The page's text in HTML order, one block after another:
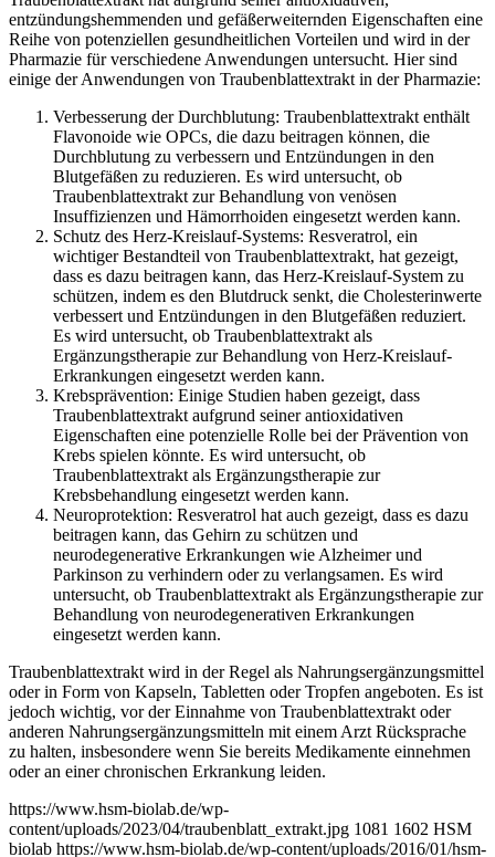
entzündungshemmenden und gefäßerweiternden Eigenschaften eine
Reihe von potenziellen gesundheitlichen Vorteilen und wird in der
Pharmazie für verschiedene Anwendungen untersucht. Hier sind
einige der Anwendungen von Traubenblattextrakt in der Pharmazie:
Verbesserung der Durchblutung: Traubenblattextrakt enthält
Flavonoide wie OPCs, die dazu beitragen können, die
Durchblutung zu verbessern und Entzündungen in den
Blutgefäßen zu reduzieren. Es wird untersucht, ob
Traubenblattextrakt zur Behandlung von venösen
Insuffizienzen und Hämorrhoiden eingesetzt werden kann.
Schutz des Herz-Kreislauf-Systems: Resveratrol, ein
wichtiger Bestandteil von Traubenblattextrakt, hat gezeigt,
dass es dazu beitragen kann, das Herz-Kreislauf-System zu
schützen, indem es den Blutdruck senkt, die Cholesterinwerte
verbessert und Entzündungen in den Blutgefäßen reduziert.
Es wird untersucht, ob Traubenblattextrakt als
Ergänzungstherapie zur Behandlung von Herz-Kreislauf-
Erkrankungen eingesetzt werden kann.
Krebsprävention: Einige Studien haben gezeigt, dass
Traubenblattextrakt aufgrund seiner antioxidativen
Eigenschaften eine potenzielle Rolle bei der Prävention von
Krebs spielen könnte. Es wird untersucht, ob
Traubenblattextrakt als Ergänzungstherapie zur
Krebsbehandlung eingesetzt werden kann.
Neuroprotektion: Resveratrol hat auch gezeigt, dass es dazu
beitragen kann, das Gehirn zu schützen und
neurodegenerative Erkrankungen wie Alzheimer und
Parkinson zu verhindern oder zu verlangsamen. Es wird
untersucht, ob Traubenblattextrakt als Ergänzungstherapie zur
Behandlung von neurodegenerativen Erkrankungen
eingesetzt werden kann.
Traubenblattextrakt wird in der Regel als Nahrungsergänzungsmittel
oder in Form von Kapseln, Tabletten oder Tropfen angeboten. Es ist
jedoch wichtig, vor der Einnahme von Traubenblattextrakt oder
anderen Nahrungsergänzungsmitteln mit einem Arzt Rücksprache
zu halten, insbesondere wenn Sie bereits Medikamente einnehmen
oder an einer chronischen Erkrankung leiden.
https://www.hsm-biolab.de/wp-
content/uploads/2023/04/traubenblatt_extrakt.jpg 1081 1602 HSM
biolab https://www.hsm-biolab.de/wp-content/uploads/2016/01/hsm-